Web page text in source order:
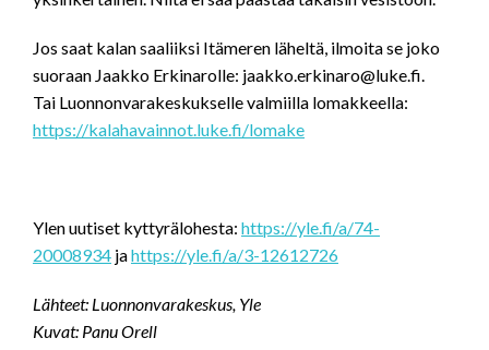
Jos saat kalan saaliiksi Itämeren läheltä, ilmoita se joko
suoraan Jaakko Erkinarolle: jaakko.erkinaro@luke.fi.
Tai Luonnonvarakeskukselle valmiilla lomakkeella:
https://kalahavainnot.luke.fi/lomake
Ylen uutiset kyttyrälohesta: https://yle.fi/a/74-
20008934 jahttps://yle.fi/a/3-12612726
Lähteet: Luonnonvarakeskus, Yle
Kuvat: Panu Orell